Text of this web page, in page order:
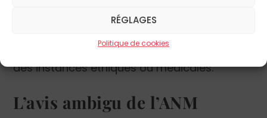
RÉGLAGES
Politique de cookies
amélioration de l’état de santé qui sont
l’euthanasie dans la plupart des expertises
des instances éthiques ou médicales.
L’avis ambigu de l’ANM